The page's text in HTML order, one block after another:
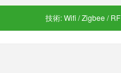
技術:Wifi / Zigbee / RF